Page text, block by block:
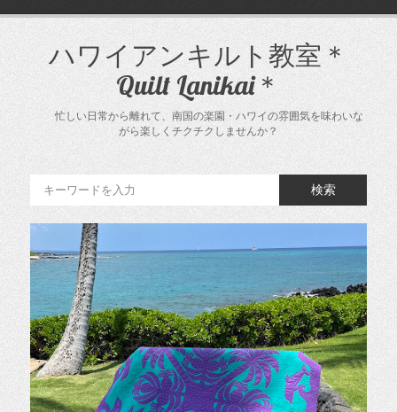
ス
ハワイアンキルト教室＊
Quilt Lanikai＊
忙しい日常から離れて、南国の楽園・ハワイの雰囲気を味わいな
がら楽しくチクチクしませんか？
検索